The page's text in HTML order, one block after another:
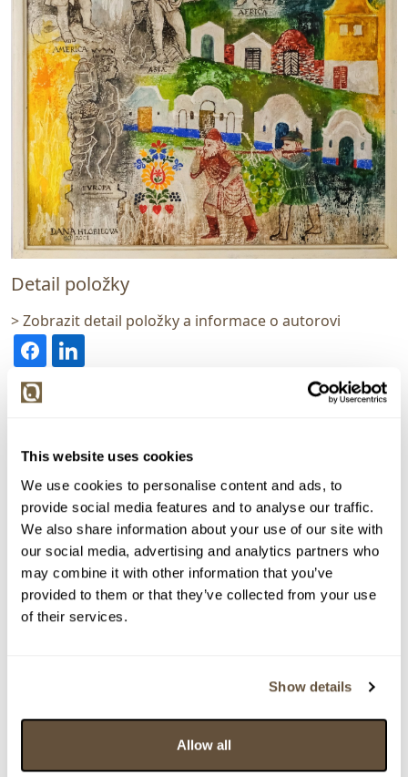
This website uses cookies
We use cookies to personalise content and ads, to
provide social media features and to analyse our traffic.
We also share information about your use of our site with
our social media, advertising and analytics partners who
may combine it with other information that you’ve
provided to them or that they’ve collected from your use
of their services.
Show details
Allow all
Detail položky
> Zobrazit detail položky a informace o autorovi
Dana Hlobilová
159846. Jižní Morava a okolí
Dražba ukončena:
24.06.2026 21:05:08
Vyvolávací cena:
3 000 Kč
vydraženo za:
9 000 Kč
> Zobrazit informaci jak prodat předmět v aukci